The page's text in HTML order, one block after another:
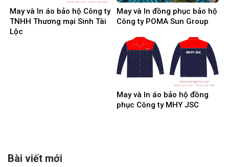
May và In áo bảo hộ Công ty
TNHH Thương mại Sinh Tài
Lộc
May và In đồng phục bảo hộ
Công ty POMA Sun Group
May và In áo bảo hộ đồng
phục Công ty MHY JSC
Bài viết mới